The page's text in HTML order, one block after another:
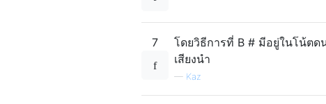
7
โดยวิธีการที่ B # มีอยู่ในโน้ตด
เสียงนำ
— Kaz